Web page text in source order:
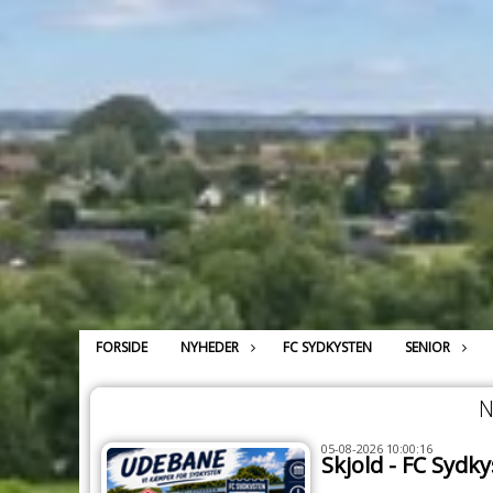
FORSIDE NYHEDER FC SYDKYSTEN SENIOR
05-08-2026 10:00:16
Skjold - FC